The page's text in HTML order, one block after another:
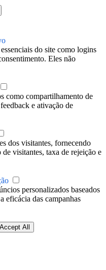
do site como logins
Eles não
como compartilhamento de
e ativação de
dos visitantes, fornecendo
visitantes, taxa de rejeição e
personalizados baseados
eficácia das campanhas
Accept All